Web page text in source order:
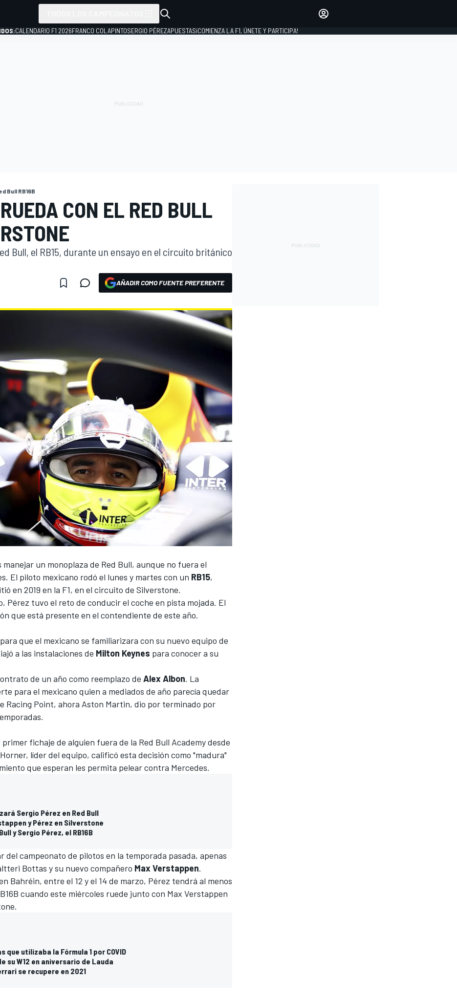
INICIAR SESIÓN
CALENDARIO F1 2026FRANCO COLAPINTOSERGIO PÉREZAPUESTAS¡COMIENZA LA F1, ÚNETE Y PARTICIPA!
Bull RB16B
CON EL RED BULL
Bull, el RB15, durante un ensayo en el circuito británico
AÑADIR COMO FUENTE PREFERENTE
manejar un monoplaza de Red Bull, aunque no fuera el
. El piloto mexicano rodó el lunes y martes con un RB15,
en 2019 en la F1, en el circuito de Silverstone.
Pérez tuvo el reto de conducir el coche en pista mojada. El
que está presente en el contendiente de este año.
que el mexicano se familiarizara con su nuevo equipo de
a las instalaciones de Milton Keynes para conocer a su
de un año como reemplazo de Alex Albon. La
para el mexicano quien a mediados de año parecía quedar
Racing Point, ahora Aston Martin, dio por terminado por
fichaje de alguien fuera de la Red Bull Academy desde
líder del equipo, calificó esta decisión como "madura"
que esperan les permita pelear contra Mercedes.
Sergio Pérez en Red Bull
y Pérez en Silverstone
y Sergio Pérez, el RB16B
del campeonato de pilotos en la temporada pasada, apenas
Bottas y su nuevo compañero Max Verstappen.
Bahréin, entre el 12 y el 14 de marzo, Pérez tendrá al menos
cuando este miércoles ruede junto con Max Verstappen
utilizaba la Fórmula 1 por COVID
su W12 en aniversario de Lauda
se recupere en 2021